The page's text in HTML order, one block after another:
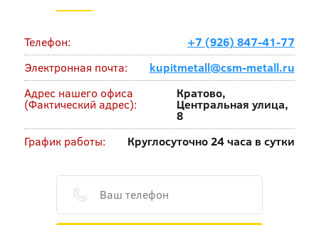
Телефон:
+7 (926) 847-41-77
Электронная почта:
kupitmetall@csm-metall.ru
Адрес нашего офиса
(Фактический адрес):
Кратово,
Центральная улица,
8
График работы:
Круглосуточно 24 часа в сутки